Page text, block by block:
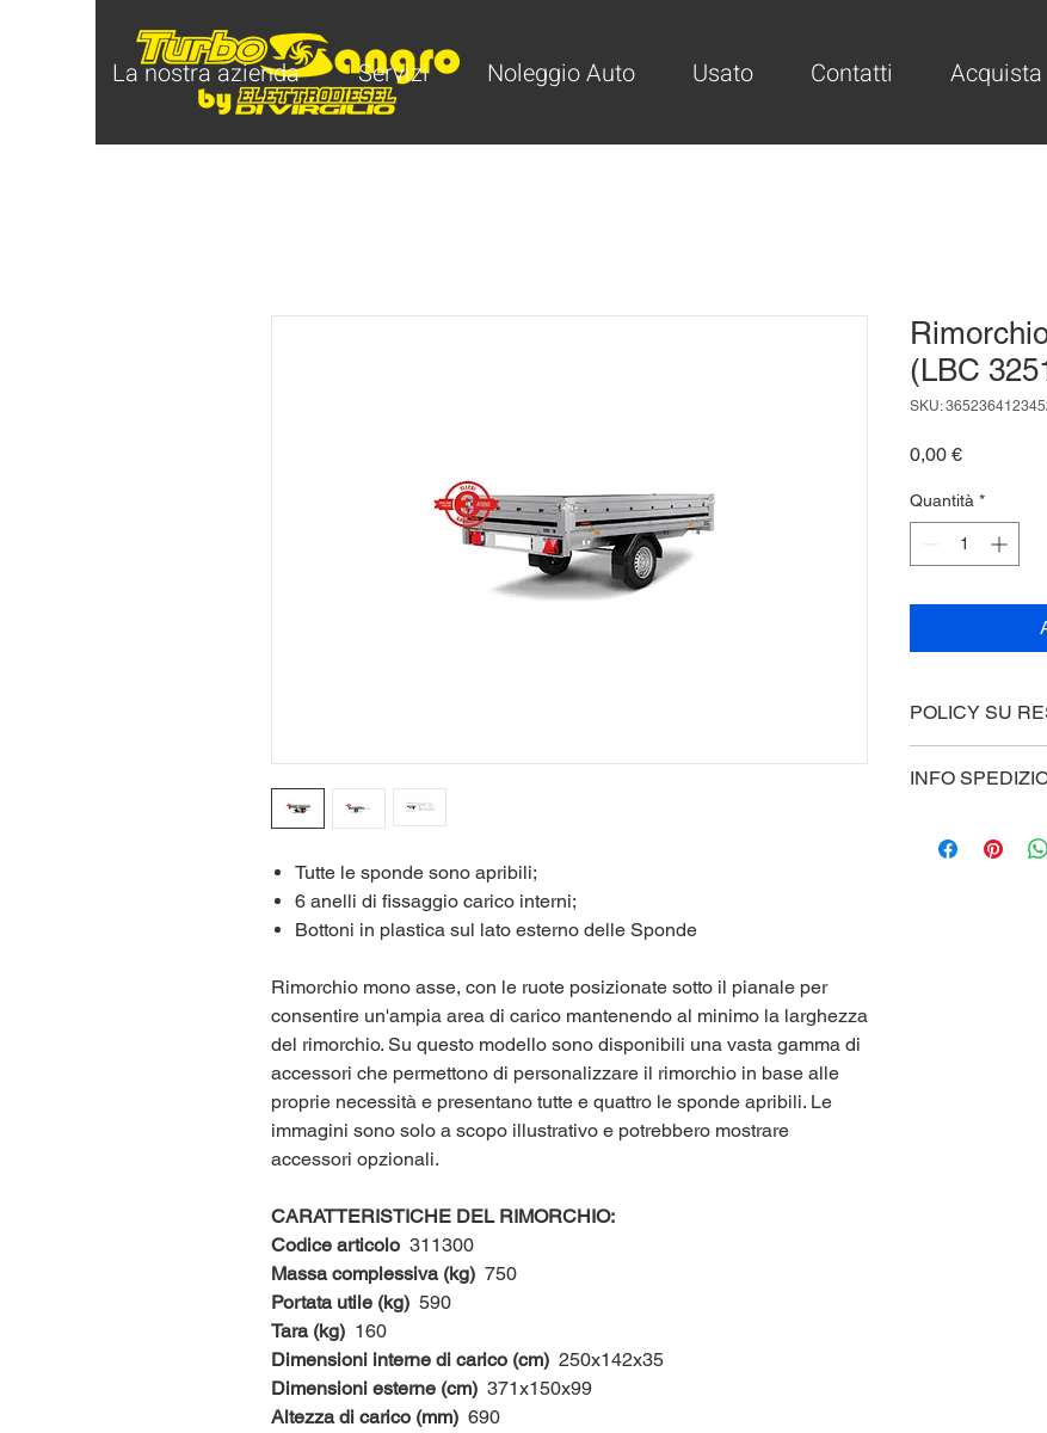
La nostra azienda Servizi Noleggio Auto Usato Contatti Acquista
Tutte le sponde sono apribili;
6 anelli di fissaggio carico interni;
Bottoni in plastica sul lato esterno delle Sponde
Rimorchio mono asse, con le ruote posizionate sotto il pianale per
consentire un'ampia area di carico mantenendo al minimo la larghezza
del rimorchio. Su questo modello sono disponibili una vasta gamma di
accessori che permettono di personalizzare il rimorchio in base alle
proprie necessità e presentano tutte e quattro le sponde apribili. Le
immagini sono solo a scopo illustrativo e potrebbero mostrare
accessori opzionali.
CARATTERISTICHE DEL RIMORCHIO:
Codice articolo 311300
Massa complessiva (kg) 750
Portata utile (kg) 590
Tara (kg) 160
Dimensioni interne di carico (cm) 250x142x35
Dimensioni esterne (cm) 371x150x99
Altezza di carico (mm) 690
(LBC
SKU:
0,00 €Prezzo
Quantità *
POLICY SU
INFO